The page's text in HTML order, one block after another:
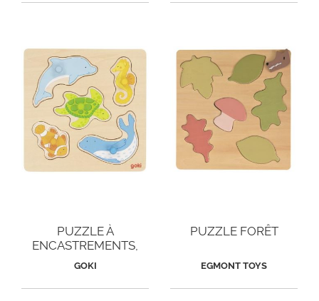
PUZZLE À
ENCASTREMENTS,
DANS LA MER
GOKI
PUZZLE FORÊT
EGMONT TOYS